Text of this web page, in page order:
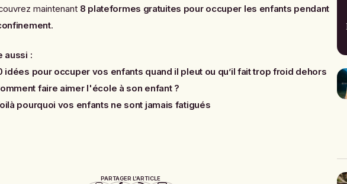
maintenant 8 plateformes gratuites pour occuper les enfants pendant
.
aussi :
idées pour occuper vos enfants quand il pleut ou qu’il fait trop froid dehors
faire aimer l'école à son enfant ?
pourquoi vos enfants ne sont jamais fatigués
PARTAGER L'ARTICLE